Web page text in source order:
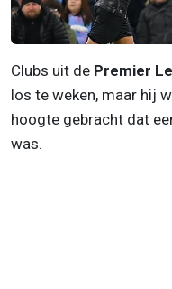
Clubs uit de Premier
los te weken, maar hij
hoogte gebracht dat
was.